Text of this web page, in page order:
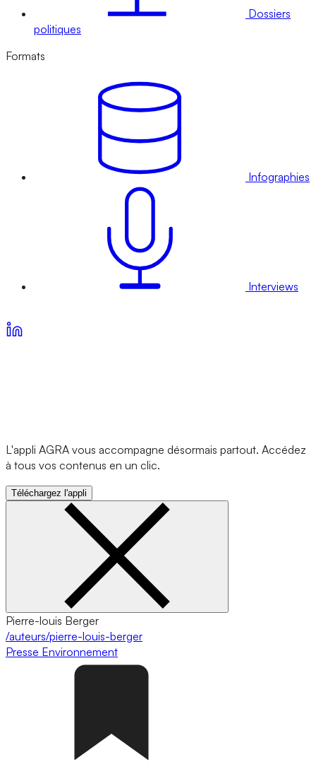
Dossiers
politiques
Formats
Infographies
Interviews
L'appli AGRA vous accompagne désormais partout. Accédez
à tous vos contenus en un clic.
Téléchargez l'appli
Pierre-louis Berger
/auteurs/pierre-louis-berger
Presse Environnement